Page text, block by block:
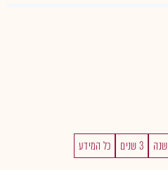
שנה 3 שנים כל המידע